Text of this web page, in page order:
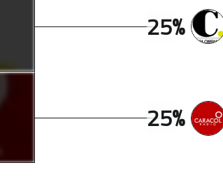
25%
25%